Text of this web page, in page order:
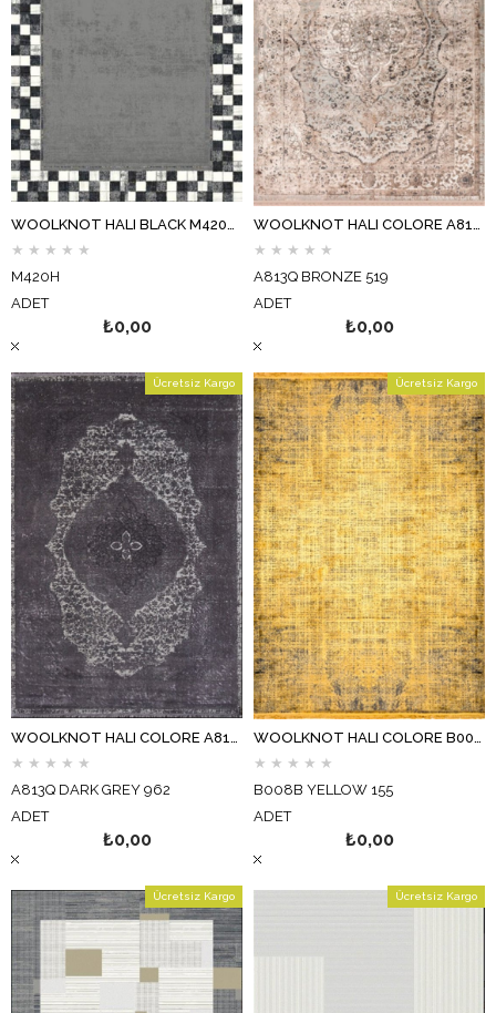
★ ★ ★ ★ ★
M420H
ADET
₺0,00
★ ★ ★ ★ ★
A813Q BRONZE 519
ADET
₺0,00
WOOLKNOT HALI COLORE A813Q DARK GREY 962
★ ★ ★ ★ ★
A813Q DARK GREY 962
ADET
₺0,00
Ücretsiz Kargo
WOOLKNOT HALI COLORE B008B YELLOW 155
★ ★ ★ ★ ★
B008B YELLOW 155
ADET
₺0,00
Ücretsiz Kargo
Ücretsiz Kargo Ücretsiz Kargo